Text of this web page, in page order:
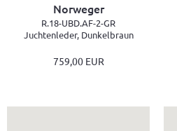
Norweger
R.18-UBD.AF-2-GR
Juchtenleder, Dunkelbraun
759,00 EUR